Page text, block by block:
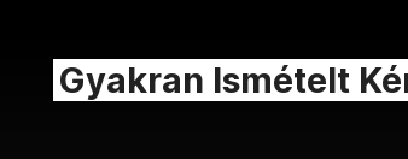
Gyakran Ismételt